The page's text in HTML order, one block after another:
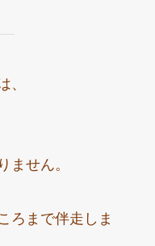
、
ません。
ろまで伴走しま